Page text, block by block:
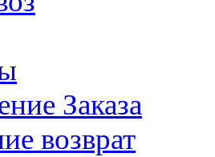
Заказа
возврат